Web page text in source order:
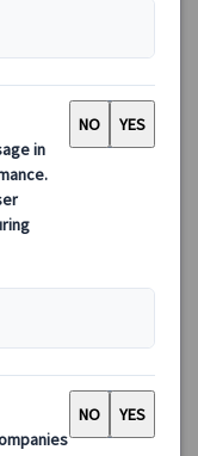
場する半日観光 午
付）
効率よくご案内。チ
ライベートツアーだ